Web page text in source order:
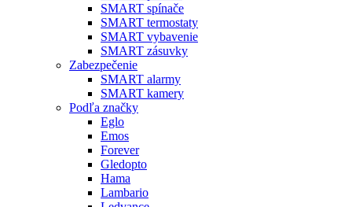
SMART spínače
SMART termostaty
SMART vybavenie
SMART zásuvky
Zabezpečenie
SMART alarmy
SMART kamery
Podľa značky
Eglo
Emos
Forever
Gledopto
Hama
Lambario